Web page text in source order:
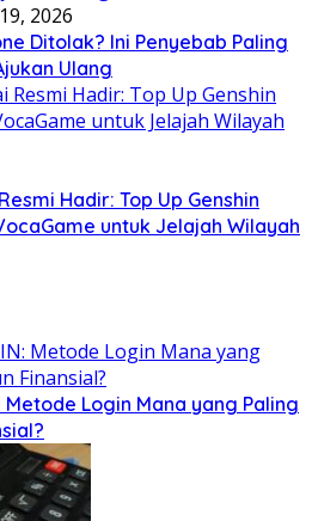
2026
Ditolak? Ini Penyebab Paling
Ulang
Hadir: Top Up Genshin
untuk Jelajah Wilayah
Metode Login Mana yang Paling